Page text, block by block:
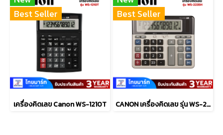
Best Seller
เครื่องคิดเลข Canon WS-1210T
Best Seller
CANON เครื่องคิดเลข รุ่น WS-2235H